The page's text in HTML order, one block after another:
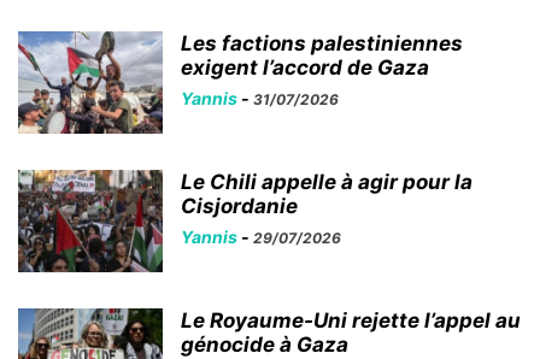
Les factions palestiniennes
exigent l’accord de Gaza
Yannis - 31/07/2026
Le Chili appelle à agir pour la
Cisjordanie
Yannis - 29/07/2026
Le Royaume-Uni rejette l’appel au
génocide à Gaza